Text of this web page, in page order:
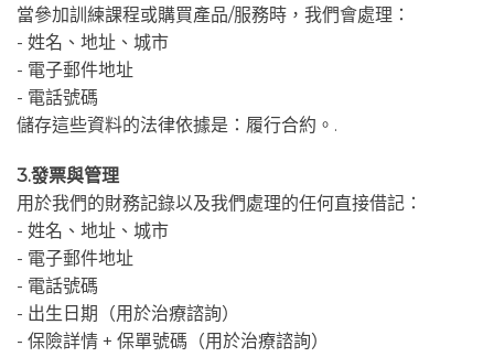
當參加訓練課程或購買產品/服務時，我們會處理：
- 姓名、地址、城市
- 電子郵件地址
- 電話號碼
儲存這些資料的法律依據是：履行合約。.
3.發票與管理
用於我們的財務記錄以及我們處理的任何直接借記：
- 姓名、地址、城市
- 電子郵件地址
- 電話號碼
- 出生日期（用於治療諮詢）
- 保險詳情 + 保單號碼（用於治療諮詢）